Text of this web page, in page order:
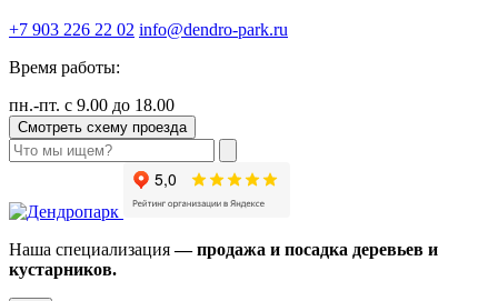
+7 903 226 22 02 info@dendro-park.ru
Время работы:
пн.-пт. с 9.00 до 18.00
Смотреть схему проезда
Наша специализация— продажа и посадка деревьев и
кустарников.